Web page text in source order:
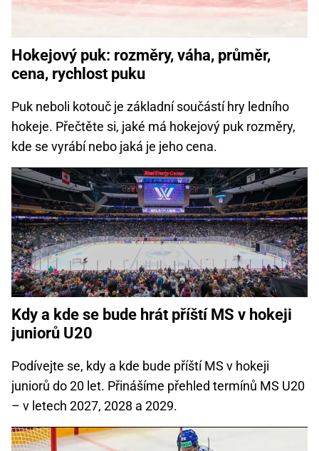
Hokejový puk: rozměry, váha, průměr,
cena, rychlost puku
Puk neboli kotouč je základní součástí hry ledního
hokeje. Přečtěte si, jaké má hokejový puk rozměry,
kde se vyrábí nebo jaká je jeho cena.
Kdy a kde se bude hrát příští MS v hokeji
juniorů U20
Podívejte se, kdy a kde bude příští MS v hokeji
juniorů do 20 let. Přinášíme přehled termínů MS U20
– v letech 2027, 2028 a 2029.